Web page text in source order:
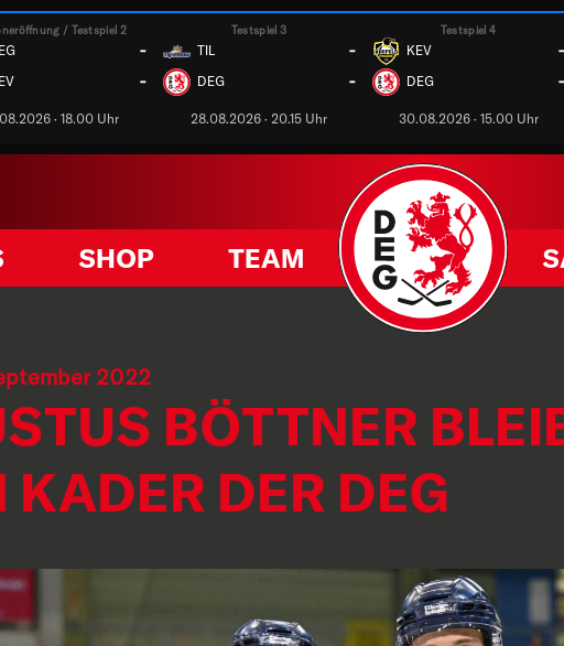
/ Testspiel 2
-
-
· 18.00 Uhr
Testspiel 3
TIL -
DEG -
28.08.2026 · 20.15 Uhr
Testspiel 4
KEV -
DEG -
30.08.2026 · 15.00 Uhr
SHOP TEAM
2022
BÖTTNER
KADER DER DEG